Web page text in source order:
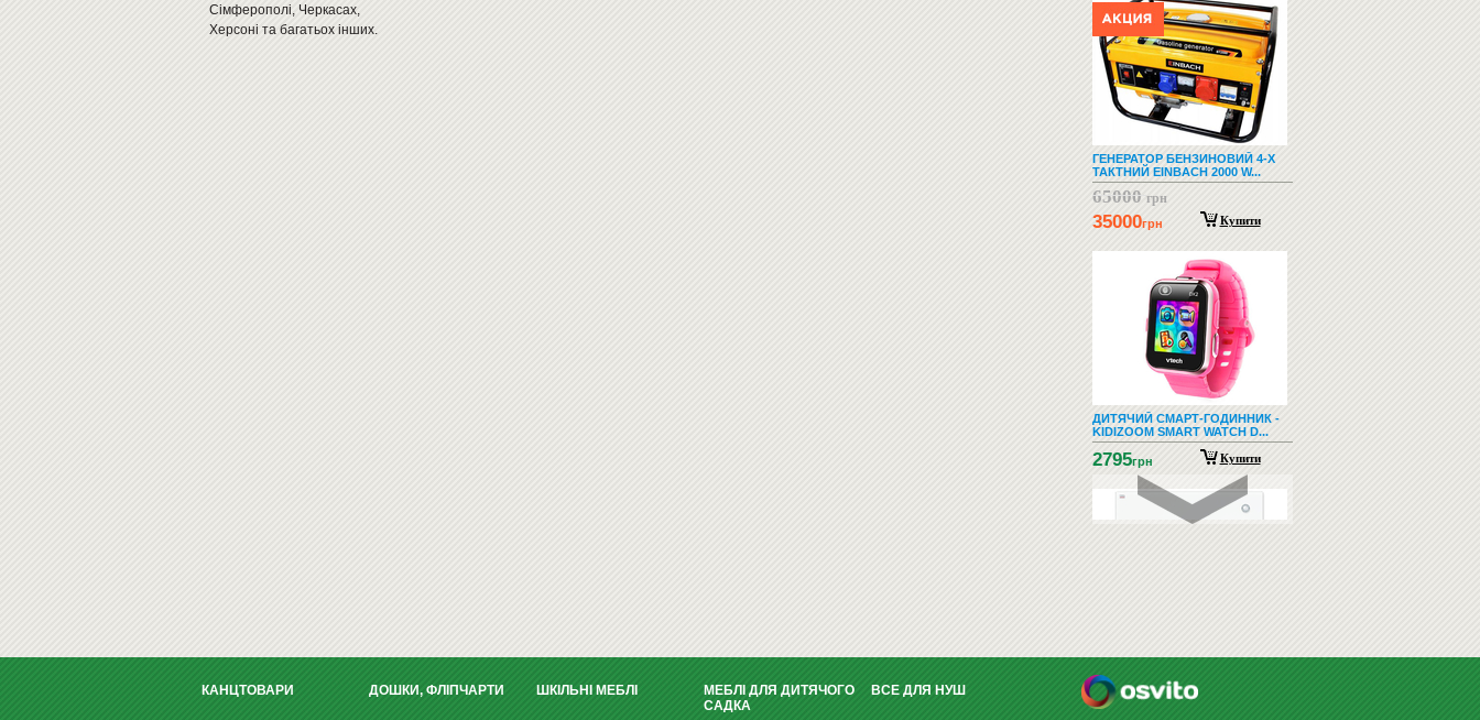
Сімферополі, Черкасах,
Херсоні та багатьох інших.
ГЕНЕРАТОР БЕНЗИНОВИЙ 4-Х
ТАКТНИЙ EINBACH 2000 W...
65000 грн
35000грн Купити
ДИТЯЧИЙ СМАРТ-ГОДИННИК -
KIDIZOOM SMART WATCH D...
2795грн Купити
СКЛЯНА ДОШКА ДЛЯ МАРКЕРА
3056грн
КАНЦТОВАРИ ДОШКИ, ФЛІПЧАРТИ ШКІЛЬНІ МЕБЛІ
МЕБЛІ ДЛЯ ДИТЯЧОГО
САДКА
ВСЕ ДЛЯ НУШ